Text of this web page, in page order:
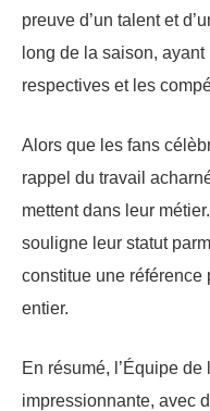
preuve d’un talent et
long de la saison,
respectives et les
Alors que les fans
rappel du travail
mettent dans leur
souligne leur statut
constitue une référence
entier.
En résumé, l’Équipe
impressionnante, avec